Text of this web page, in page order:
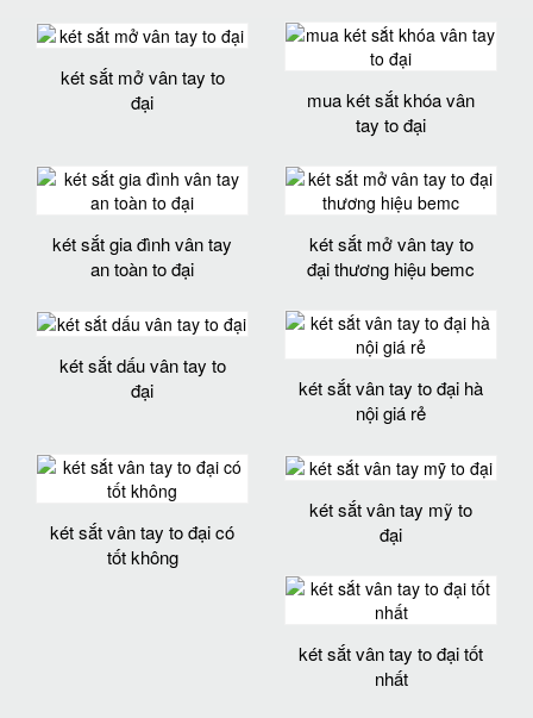
két sắt mở vân tay to
đại
mua két sắt khóa vân
tay to đại
két sắt gia đình vân tay
an toàn to đại
két sắt mở vân tay to
đại thương hiệu bemc
két sắt dấu vân tay to
đại
két sắt vân tay to đại hà
nội giá rẻ
két sắt vân tay to đại có
tốt không
két sắt vân tay mỹ to
đại
két sắt vân tay to đại tốt
nhất